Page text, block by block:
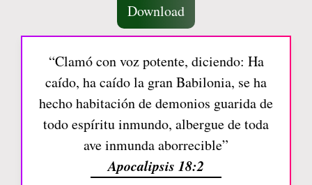
Download
“Clamó con voz potente, diciendo: Ha
caído, ha caído la gran Babilonia, se ha
hecho habitación de demonios guarida de
todo espíritu inmundo, albergue de toda
ave inmunda aborrecible”
Apocalipsis 18:2